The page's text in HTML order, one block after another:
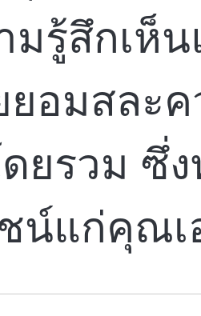
มรู้สึกเห็
ยอมสละ
ยรวม ซึ่
ชน์แก่คุณ